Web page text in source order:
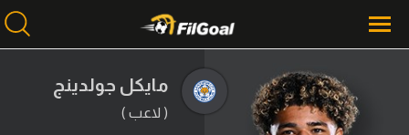
محتوى إخباري
مايكل جولدينج
( لاعب )